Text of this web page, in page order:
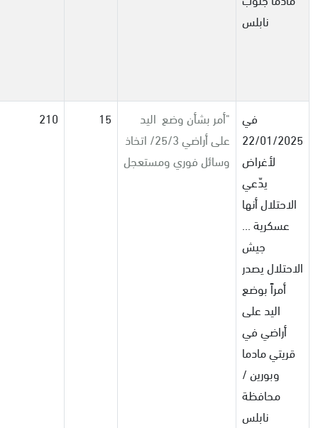
نابلس
في
22/01/2025
لأغراض
يدّعي
الاحتلال أنها
عسكرية ...
جيش
الاحتلال يصدر
أمراً بوضع
اليد على
أراضي في
قريتي مادما
وبورين /
محافظة
نابلس
"أمر بشأن وضع اليد
على أراضي 25/3/ اتخاذ
وسائل فوري ومستعجل
15
210